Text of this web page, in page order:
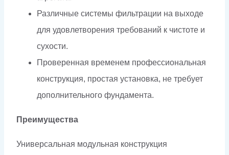
Различные системы фильтрации на выходе
для удовлетворения требований к чистоте и
сухости.
Проверенная временем профессиональная
конструкция, простая установка, не требует
дополнительного фундамента.
Преимущества
Универсальная модульная конструкция